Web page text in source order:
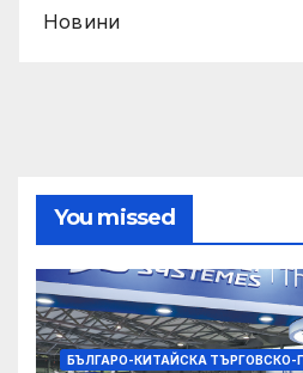
Новини
You missed
БЪЛГАРО-КИТАЙСКА